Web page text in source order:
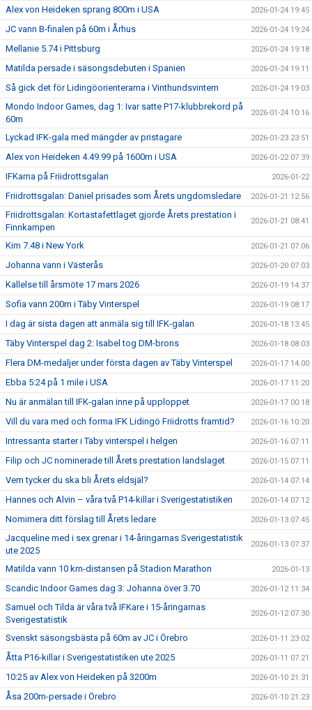
Alex von Heideken sprang 800m i USA 2026-01-24 19:45
JC vann B-finalen på 60m i Århus 2026-01-24 19:24
Mellanie 5.74 i Pittsburg 2026-01-24 19:18
Matilda persade i säsongsdebuten i Spanien 2026-01-24 19:11
Så gick det för Lidingöorienterarna i Vinthundsvintern 2026-01-24 19:03
Mondo Indoor Games, dag 1: Ivar satte P17-klubbrekord på
60m
2026-01-24 10:16
Lyckad IFK-gala med mängder av pristagare 2026-01-23 23:51
Alex von Heideken 4.49.99 på 1600m i USA 2026-01-22 07:39
IFKarna på Friidrottsgalan 2026-01-22
Friidrottsgalan: Daniel prisades som Årets ungdomsledare 2026-01-21 12:56
Friidrottsgalan: Kortastafettlaget gjorde Årets prestation i
Finnkampen
2026-01-21 08:41
Kim 7.48 i New York 2026-01-21 07:06
Johanna vann i Västerås 2026-01-20 07:03
Kallelse till årsmöte 17 mars 2026 2026-01-19 14:37
Sofia vann 200m i Täby Vinterspel 2026-01-19 08:17
I dag är sista dagen att anmäla sig till IFK-galan 2026-01-18 13:45
Täby Vinterspel dag 2: Isabel tog DM-brons 2026-01-18 08:03
Flera DM-medaljer under första dagen av Täby Vinterspel 2026-01-17 14:00
Ebba 5:24 på 1 mile i USA 2026-01-17 11:20
Nu är anmälan till IFK-galan inne på upploppet 2026-01-17 00:18
Vill du vara med och forma IFK Lidingö Friidrotts framtid? 2026-01-16 10:20
Intressanta starter i Täby vinterspel i helgen 2026-01-16 07:11
Filip och JC nominerade till Årets prestation landslaget 2026-01-15 07:11
Vem tycker du ska bli Årets eldsjäl? 2026-01-14 07:14
Hannes och Alvin – våra två P14-killar i Sverigestatistiken 2026-01-14 07:12
Nomimera ditt förslag till Årets ledare 2026-01-13 07:45
Jacqueline med i sex grenar i 14-åringarnas Sverigestatistik
ute 2025
2026-01-13 07:37
Matilda vann 10 km-distansen på Stadion Marathon 2026-01-13
Scandic Indoor Games dag 3: Johanna över 3.70 2026-01-12 11:34
Samuel och Tilda är våra två IFKare i 15-åringarnas
Sverigestatistik
2026-01-12 07:30
Svenskt säsongsbästa på 60m av JC i Örebro 2026-01-11 23:02
Åtta P16-killar i Sverigestatistiken ute 2025 2026-01-11 07:21
10:25 av Alex von Heideken på 3200m 2026-01-10 21:31
Åsa 200m-persade i Örebro 2026-01-10 21:23